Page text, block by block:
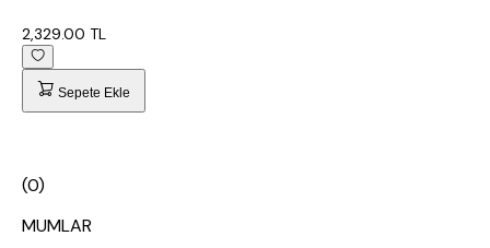
2,329.00 TL
Sepete Ekle
(0)
MUMLAR